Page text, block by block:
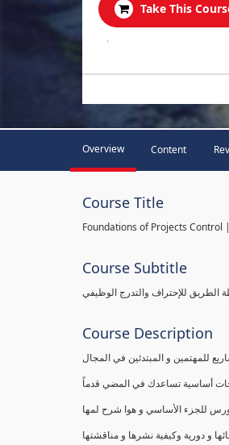
Take This
.
Overview Content
Course Title
Course Subtitle
الطريق للإحتراف والتدرج الوظيفي
Course Description
للمهتمين و المبتدئين في المجال
أساسية تساعدك في المضي قدماً
و دورية وكيفية نشرها و مناقشتها